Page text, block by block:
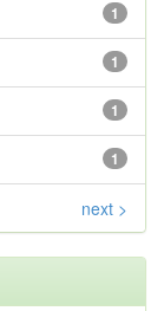
1
1
1
1
next >